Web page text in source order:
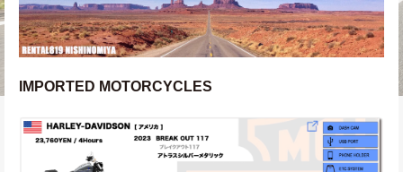
IMPORTED MOTORCYCLES